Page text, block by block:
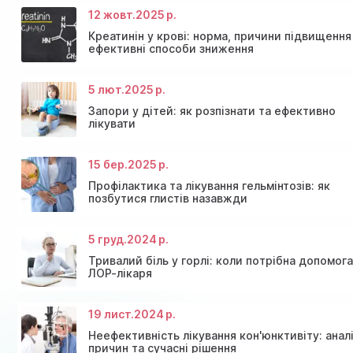
Знижки та акції на масаж у Київі
Консультація ендокринолога та діагностика
залози
Діагностика щитовидної залози
Акція: 20% знижки на консультації лікарів!
12 жовт.2025 р.
Креатинін у крові: норма, причини
ефективні способи зниження
5 лют.2025 р.
Запори у дітей: як розпізнати та ефективно
лікувати
15 бер.2025 р.
Профілактика та лікування гельмінтозів: як
позбутися глистів назавжди
5 груд.2024 р.
Тривалий біль у горлі: коли потрібна допомога
ЛОР-лікаря
19 лист.2024 р.
Неефективність лікування кон'юнктивіту:
причин та сучасні рішення